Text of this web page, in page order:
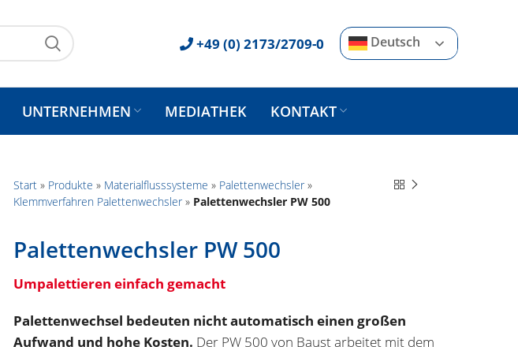
+49 (0) 2173/2709-0 Deutsch
UNTERNEHMEN MEDIATHEK KONTAKT
Start » Produkte » Materialflusssysteme » Palettenwechsler »
Klemmverfahren Palettenwechsler » Palettenwechsler PW 500
Palettenwechsler PW 500
Umpalettieren einfach gemacht
Palettenwechsel bedeuten nicht automatisch einen großen
Aufwand und hohe Kosten. Der PW 500 von Baust arbeitet mit dem